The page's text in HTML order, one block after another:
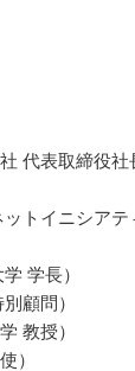
代表取締役社
トイニシアテ
学長）
顧問）
教授）
）